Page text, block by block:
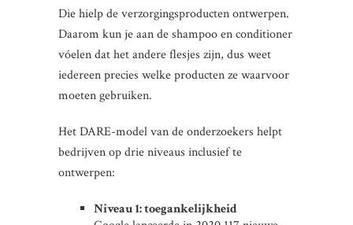
Die hielp de verzorgingsproducten ontwerpen.
Daarom kun je aan de shampoo en conditioner
vóelen dat het andere flesjes zijn, dus weet
iedereen precies welke producten ze waarvoor
moeten gebruiken.
Het DARE-model van de onderzoekers helpt
bedrijven op drie niveaus inclusief te
ontwerpen:
Niveau 1: toegankelijkheid